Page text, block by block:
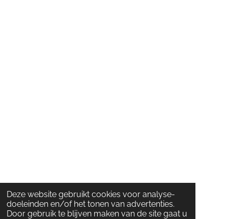
Deze website gebruikt cookies voor analyse-
doeleinden en/of het tonen van advertenties.
Door gebruik te blijven maken van de site gaat u